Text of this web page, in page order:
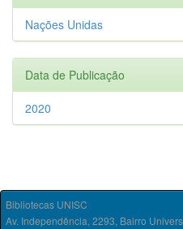
Nações Unidas
Data de Publicação
2020
Bibliotecas UNISC
Av. Independência, 2293, Bairro